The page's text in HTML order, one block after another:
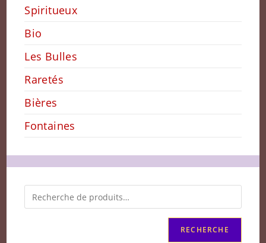
Spiritueux
Bio
Les Bulles
Raretés
Bières
Fontaines
RECHERCHE